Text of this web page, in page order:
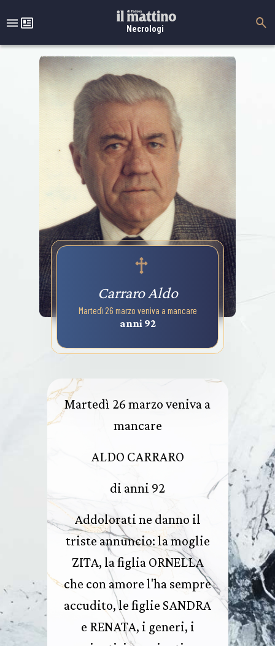
Necrologi
Carraro Aldo
Martedì 26 marzo veniva a mancare
anni 92
Martedì 26 marzo veniva a
mancare
ALDO CARRARO
di anni 92
Addolorati ne danno il
triste annuncio: la moglie
ZITA, la figlia ORNELLA
che con amore l'ha sempre
accudito, le figlie SANDRA
e RENATA, i generi, i